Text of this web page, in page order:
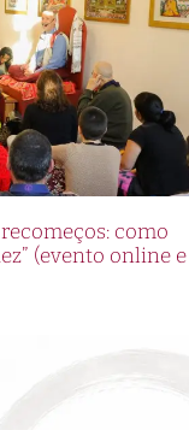
como
(evento online e